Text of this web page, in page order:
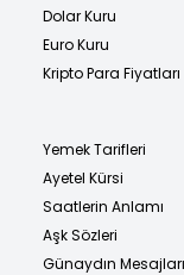
Dolar Kuru
Euro Kuru
Kripto Para Fiyatları
Yemek Tarifleri
Ayetel Kürsi
Saatlerin Anlamı
Aşk Sözleri
Günaydın Mesajları